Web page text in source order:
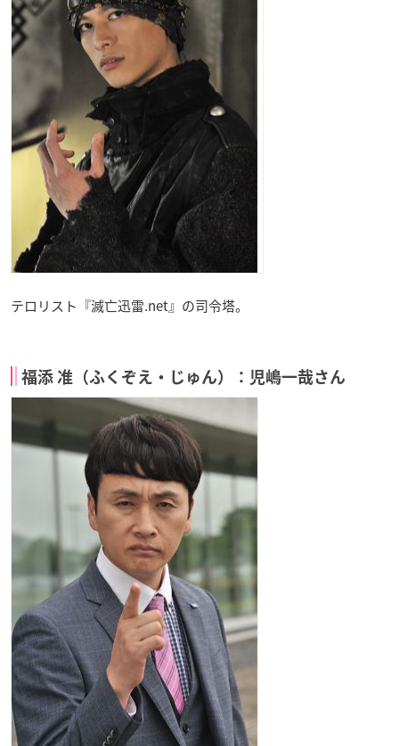
テロリスト『滅亡迅雷.net』の司令塔。
福添 准（ふくぞえ・じゅん）：児嶋一哉さん